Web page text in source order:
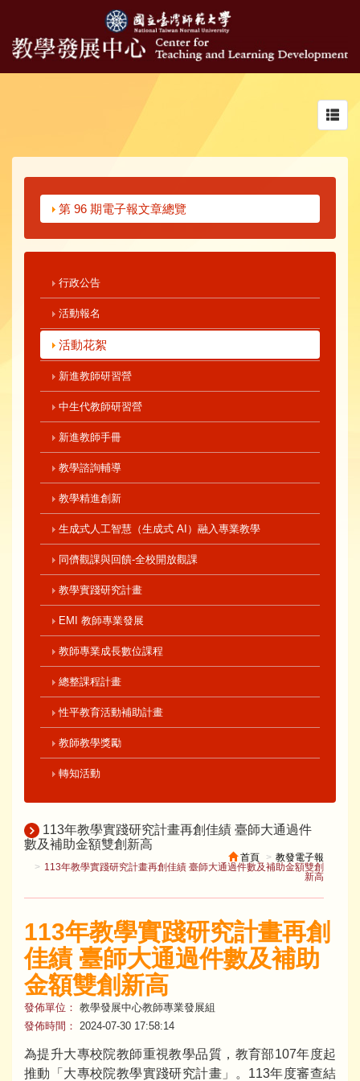
第 96 期電子報文章總覽
行政公告
活動報名
活動花絮
新進教師研習營
中生代教師研習營
新進教師手冊
教學諮詢輔導
教學精進創新
生成式人工智慧（生成式 AI）融入專業教學
同儕觀課與回饋-全校開放觀課
教學實踐研究計畫
EMI 教師專業發展
教師專業成長數位課程
總整課程計畫
性平教育活動補助計畫
教師教學獎勵
轉知活動
113年教學實踐研究計畫再創佳績 臺師大通過件
數及補助金額雙創新高
首頁
教發電子報
113年教學實踐研究計畫再創佳績 臺師大通過件數及補助金額雙創
新高
113年教學實踐研究計畫再創
佳績 臺師大通過件數及補助
金額雙創新高
發佈單位： 教學發展中心教師專業發展組
發佈時間：
2024-07-30 17:58:14
為提升大專校院教師重視教學品質，教育部107年度起
推動「大專校院教學實踐研究計畫」。113年度審查結